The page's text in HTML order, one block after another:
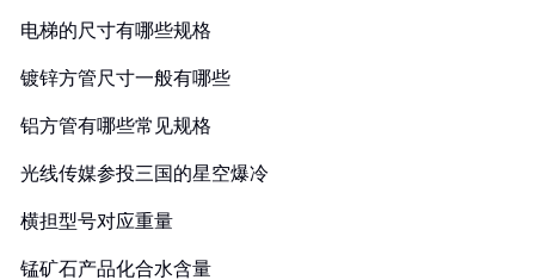
电梯的尺寸有哪些规格
镀锌方管尺寸一般有哪些
铝方管有哪些常见规格
光线传媒参投三国的星空爆冷
横担型号对应重量
锰矿石产品化合水含量